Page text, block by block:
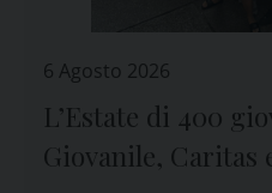
6 Agosto 2026
L’Estate di 400
Giovanile, Caritas